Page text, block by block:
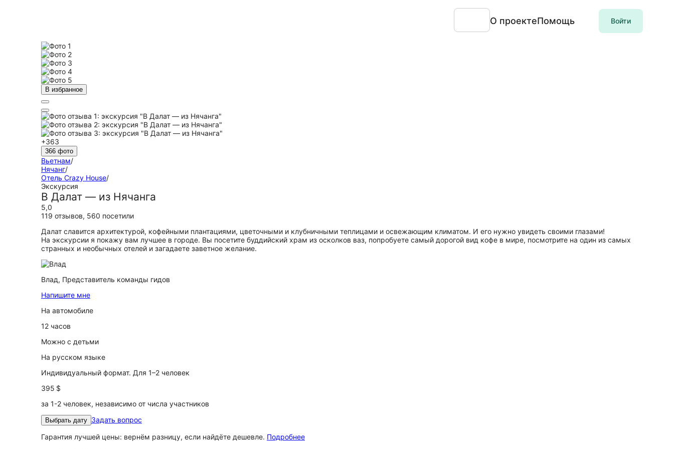
О проектеПомощь Войти
В избранное
+363
366 фото
Вьетнам/
Нячанг/
Отель Crazy House/
Экскурсия
В Далат — из Нячанга
5,0
119 отзывов, 560 посетили
Далат славится архитектурой, кофейными плантациями, цветочными и клубничными теплицами и освежающим климатом. И его нужно увидеть своими глазами!
На экскурсии я покажу вам лучшее в городе. Вы посетите буддийский храм из осколков ваз, попробуете самый дорогой вид кофе в мире, посмотрите на один из самых
странных и необычных отелей и загадаете заветное желание.
Влад, Представитель команды гидов
Напишите мне
На автомобиле
12 часов
Можно с детьми
На русском языке
Индивидуальный формат. Для 1–2 человек
395 $
за 1-2 человек, независимо от числа участников
Выбрать дату Задать вопрос
Гарантия лучшей цены: вернём разницу, если найдёте дешевле. Подробнее